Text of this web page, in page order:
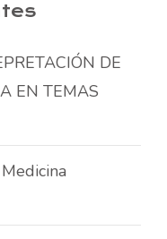
DE
EN TEMAS